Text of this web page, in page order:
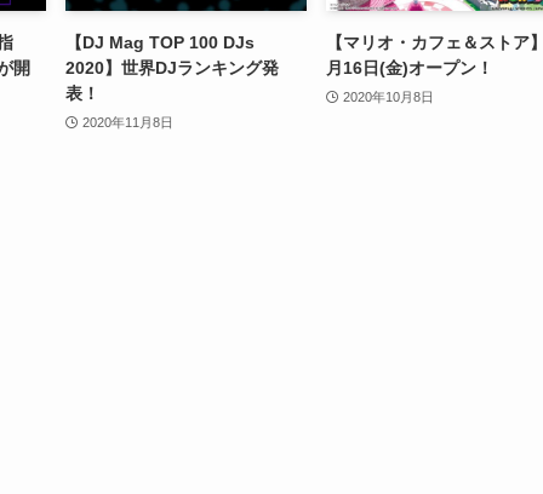
開
【DJ Mag TOP 100 DJs
2020】世界DJランキング発
表！
2020年11月8日
【マリオ・カフェ＆ストア
月16日(金)オープン！
2020年10月8日